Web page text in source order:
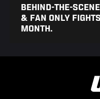
BEHIND-THE-
& FAN ONLY
MONTH.